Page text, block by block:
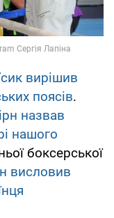
вирішив
поясів.
назвав
нашого
боксерської
висловив